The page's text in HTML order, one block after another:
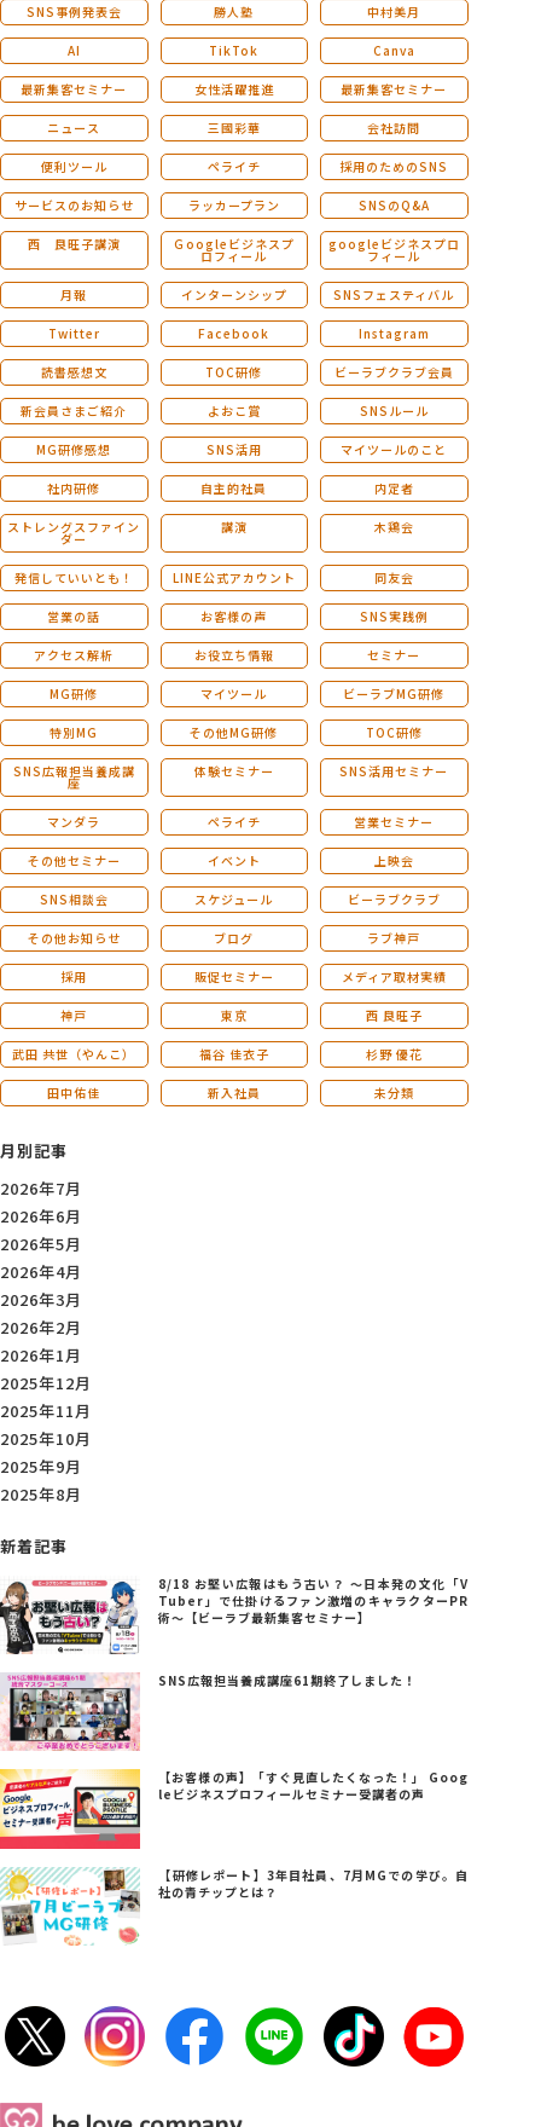
SNS事例発表会 勝人塾 中村美月
AI TikTok Canva
最新集客セミナー 女性活躍推進 最新集客セミナー
ニュース 三國彩華 会社訪問
便利ツール ペライチ 採用のためのSNS
サービスのお知らせ ラッカープラン SNSのQ&A
西 良旺子講演 Ｇoogleビジネスプ
ロフィール
googleビジネスプロ
フィール
月報 インターンシップ SNSフェスティバル
Twitter Facebook Instagram
読書感想文 TOC研修 ビーラブクラブ会員
新会員さまご紹介 よおこ賞 SNSルール
MG研修感想 SNS活用 マイツールのこと
社内研修 自主的社員 内定者
ストレングスファイン
ダー
講演 木鶏会
発信していいとも！ LINE公式アカウント 同友会
営業の話 お客様の声 SNS実践例
アクセス解析 お役立ち情報 セミナー
MG研修 マイツール ビーラブMG研修
特別MG その他MG研修 TOC研修
SNS広報担当養成講
座
体験セミナー SNS活用セミナー
マンダラ ペライチ 営業セミナー
その他セミナー イベント 上映会
SNS相談会 スケジュール ビーラブクラブ
その他お知らせ ブログ ラブ神戸
採用 販促セミナー メディア取材実績
神戸 東京 西 良旺子
武田 共世（やんこ） 福谷 佳衣子 杉野 優花
田中佑佳 新入社員 未分類
月別記事
2026年7月
2026年6月
2026年5月
2026年4月
2026年3月
2026年2月
2026年1月
2025年12月
2025年11月
2025年10月
2025年9月
2025年8月
新着記事
8/18 お堅い広報はもう古い？ ～日本発の文化「V
Tuber」で仕掛けるファン激増のキャラクターPR
術～【ビーラブ最新集客セミナー】
SNS広報担当養成講座61期終了しました！
【お客様の声】「すぐ見直したくなった！」 Goog
leビジネスプロフィールセミナー受講者の声
【研修レポート】3年目社員、7月MGでの学び。自
社の青チップとは？